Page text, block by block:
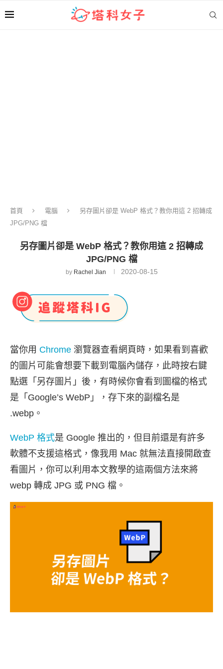
首頁 電腦
另存圖片卻是 WebP 格式？教你用這 2 招轉成
JPG/PNG 檔
另存圖片卻是 WebP 格式？教你用這 2 招轉成
JPG/PNG 檔
by Rachel Jian 2020-08-15
當你用 Chrome 瀏覽器查看網頁時，如果看到喜歡
的圖片可能會想要下載到電腦內儲存，此時按右鍵
點選「另存圖片」後，有時候你會看到圖檔的格式
是「Google’s WebP」，存下來的副檔名是
.webp。
WebP 格式是 Google 推出的，但目前還是有許多
軟體不支援這格式，像我用 Mac 就無法直接開啟查
看圖片，你可以利用本文教學的這兩個方法來將
webp 轉成 JPG 或 PNG 檔。